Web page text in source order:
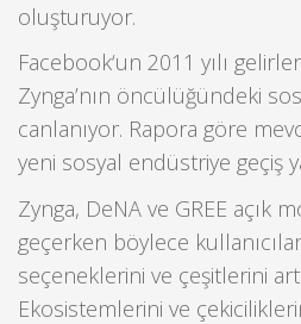
oluşturuyor.
Facebook‘un 2011 yılı
Zynga’nın öncülüğündeki
canlanıyor. Rapora göre
yeni sosyal endüstriye geçiş
Zynga, DeNA ve GREE açık
geçerken böylece
seçeneklerini ve çeşitlerini
Ekosistemlerini ve